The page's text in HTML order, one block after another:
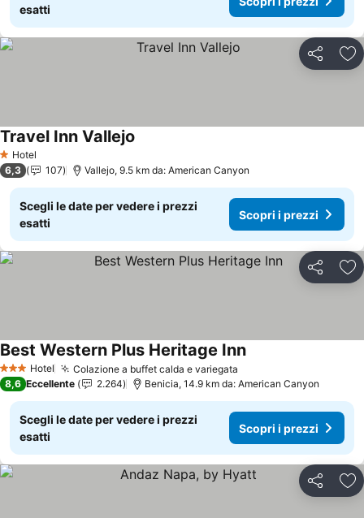
esatti
Condividi
1 Stelle
Hotel
Travel Inn Vallejo
6,3 107 Vallejo, 9.5 km da: American Canyon
Scegli le date per vedere i prezzi
esatti
Scopri i prezzi
Condividi
3 StelleHotel Colazione a buffet calda e variegata
Best Western Plus Heritage Inn
8,6 Eccellente 2.264 Benicia, 14.9 km da: American Canyon
Scegli le date per vedere i prezzi
esatti
Scopri i prezzi
Condividi